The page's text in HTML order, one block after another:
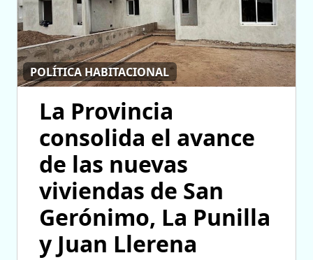
POLÍTICA HABITACIONAL
La Provincia
consolida el avance
de las nuevas
viviendas de San
Gerónimo, La Punilla
y Juan Llerena